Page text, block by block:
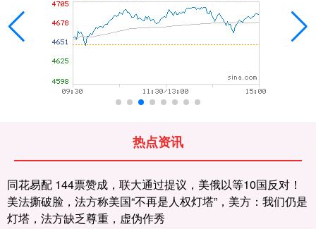
热点资讯
同花易配 144票赞成，联大通过提议，美俄以等10国反对！
美法撕破脸，法方称美国“不再是人权灯塔”，美方：我们仍是
灯塔，法方缺乏尊重，虚伪作秀